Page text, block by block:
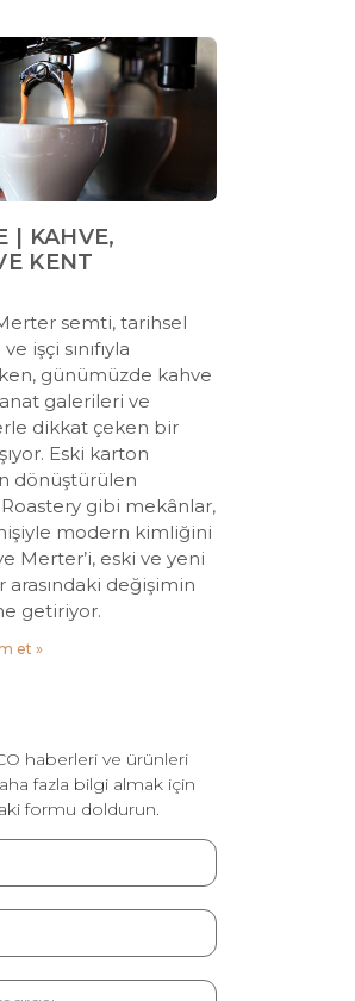
| KAHVE,
KENT
semti, tarihsel
işçi sınıfıyla
günümüzde kahve
galerileri ve
dikkat çeken bir
Eski karton
dönüştürülen
gibi mekânlar,
modern kimliğini
Merter’i, eski ve yeni
arasındaki değişimin
getiriyor.
et »
haberleri ve ürünleri
fazla bilgi almak için
formu doldurun.